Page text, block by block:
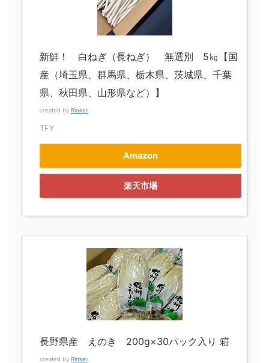
新鮮！ 白ねぎ（長ねぎ） 無選別 5㎏【国
産（埼玉県、群馬県、栃木県、茨城県、千葉
県、秋田県、山形県など）】
created by Rinker
TFY
Amazon
楽天市場
長野県産 えのき 200g×30パック入り 箱
created by Rinker